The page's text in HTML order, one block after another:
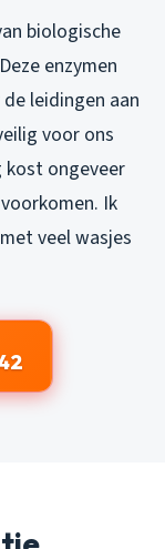
biologische
enzymen
leidingen aan
voor ons
kost ongeveer
Ik
veel wasjes